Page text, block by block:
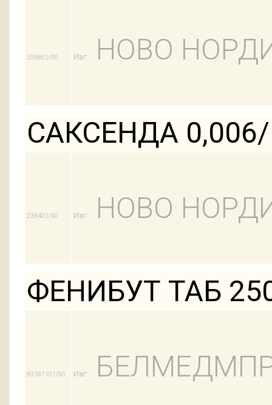
209862/90 Изг: НОВО
САКСЕНДА
238402/90 Изг: НОВО
ФЕНИБУТ ТАБ
80187101/90 Изг: